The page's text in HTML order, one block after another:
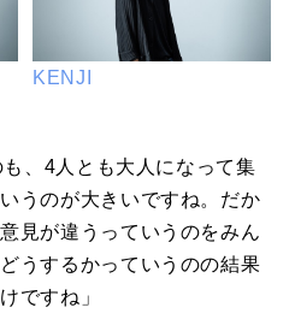
KENJI
、4人とも大人になって集
うのが大きいですね。だか
見が違うっていうのをみん
うするかっていうのの結果
ですね」